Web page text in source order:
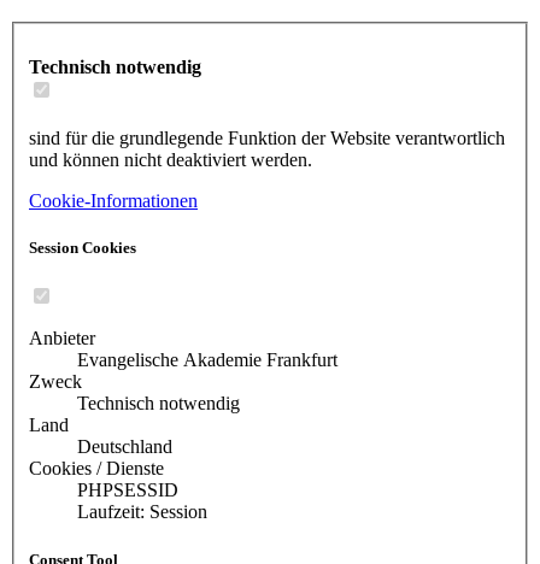
Technisch notwendig
sind für die grundlegende Funktion der Website verantwortlich
und können nicht deaktiviert werden.
Cookie-Informationen
Session Cookies
Anbieter
Evangelische Akademie Frankfurt
Zweck
Technisch notwendig
Land
Deutschland
Cookies / Dienste
PHPSESSID
Laufzeit: Session
Consent Tool